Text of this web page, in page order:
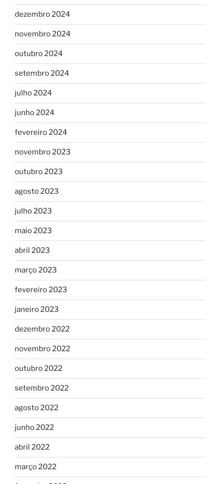
dezembro 2024
novembro 2024
outubro 2024
setembro 2024
julho 2024
junho 2024
fevereiro 2024
novembro 2023
outubro 2023
agosto 2023
julho 2023
maio 2023
abril 2023
março 2023
fevereiro 2023
janeiro 2023
dezembro 2022
novembro 2022
outubro 2022
setembro 2022
agosto 2022
junho 2022
abril 2022
março 2022